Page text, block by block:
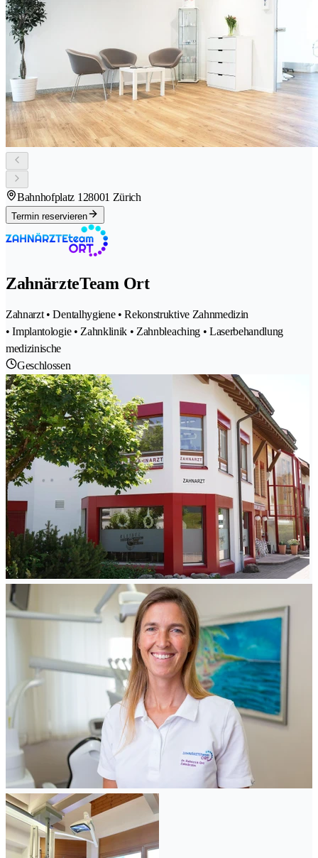
Bahnhofplatz 128001 Zürich
Termin reservieren
ZahnärzteTeam Ort
Zahnarzt • Dentalhygiene • Rekonstruktive Zahnmedizin
• Implantologie • Zahnklinik • Zahnbleaching • Laserbehandlung
medizinische
Geschlossen